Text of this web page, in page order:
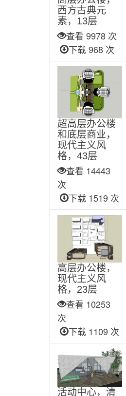
西方古典元
素，13层
查看 9978 次
下载 968 次
超高层办公楼
和底层商业，
现代主义风
格，43层
查看 14443
次
下载 1519 次
高层办公楼，
现代主义风
格，23层
查看 10253
次
下载 1109 次
活动中心，清